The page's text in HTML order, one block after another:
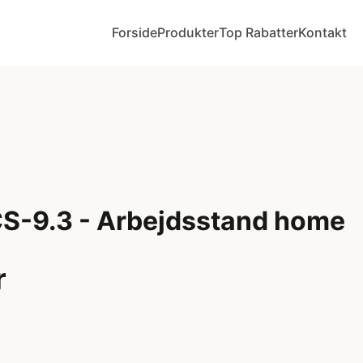
ForsideProdukterTop RabatterKontakt
9.3 - Arbejdsstand home